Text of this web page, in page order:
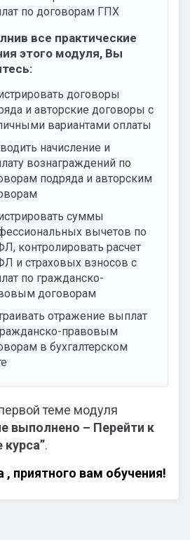
по договорам ГПХ
все практические
этого модуля, Вы
договоры
и авторские договоры с
вариантами оплаты
начисление и
вознаграждений по
подряда и авторским
суммы
вычетов по
контролировать расчет
и страховых взносов с
по гражданско-
договорам
отражение выплат
правовым
в бухгалтерском
теме модуля
выполнено – Перейти к
.
, приятного вам обучения!